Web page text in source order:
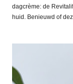
dagcrème: de
huid. Benieuwd of